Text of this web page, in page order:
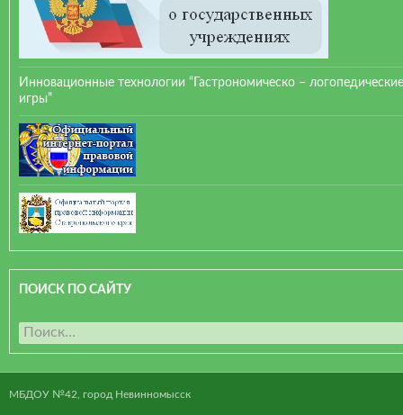
Инновационные технологии “Гастрономическо – логопедические
игры”
ПОИСК ПО САЙТУ
Н
а
и
МБДОУ №42, город Невинномысск